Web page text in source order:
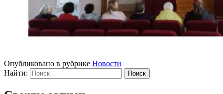
Опубликовано в рубрике Новости
Найти: